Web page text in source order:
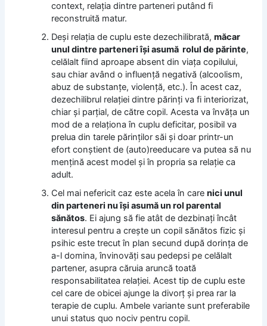
context, relaţia dintre parteneri putând fi
reconstruită matur.
Deşi relaţia de cuplu este dezechilibrată,măcar
unul dintre parteneri îşi asumă rolul de părinte,
celălalt fiind aproape absent din viaţa copilului,
sau chiar având o influenţă negativă (alcoolism,
abuz de substanţe, violenţă, etc.). În acest caz,
dezechilibrul relaţiei dintre părinţi va fi interiorizat,
chiar şi parţial, de către copil. Acesta va învăţa un
mod de a relaţiona în cuplu deficitar, posibil va
prelua din tarele părinţilor săi şi doar printr-un
efort conştient de (auto)reeducare va putea să nu
menţină acest model şi în propria sa relaţie ca
adult.
Cel mai nefericit caz este acela în carenici unul
din parteneri nu îşi asumă un rol parental
sănătos. Ei ajung să fie atât de dezbinaţi încât
interesul pentru a creşte un copil sănătos fizic şi
psihic este trecut în plan secund după dorinţa de
a-l domina, învinovăţi sau pedepsi pe celălalt
partener, asupra căruia aruncă toată
responsabilitatea relaţiei. Acest tip de cuplu este
cel care de obicei ajunge la divorţ şi prea rar la
terapie de cuplu. Ambele variante sunt preferabile
unui status quo nociv pentru copil.